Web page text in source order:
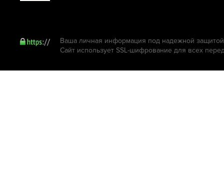
Ваша личная информация под надежной
Сайт использует SSL-шифрование для всех